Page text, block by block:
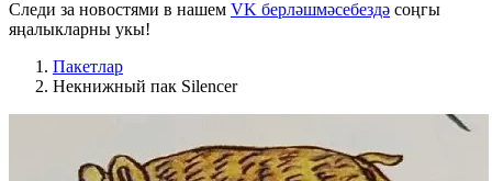
Следи за новостями в нашем VK берләшмәсебездә соңгы
яңалыкларны укы!
Пакетлар
Некнижный пак Silencer